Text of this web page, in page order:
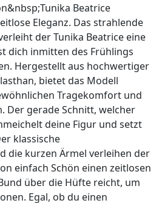
Beatrice
Eleganz. Das strahlende
der Tunika Beatrice eine
dich inmitten des Frühlings
Hergestellt aus hochwertiger
bietet das Modell
Tragekomfort und
Der gerade Schnitt, welcher
deine Figur und setzt
klassische
die kurzen Ärmel verleihen der
einfach Schön einen zeitlosen
über die Hüfte reicht, um
Egal, ob du einen